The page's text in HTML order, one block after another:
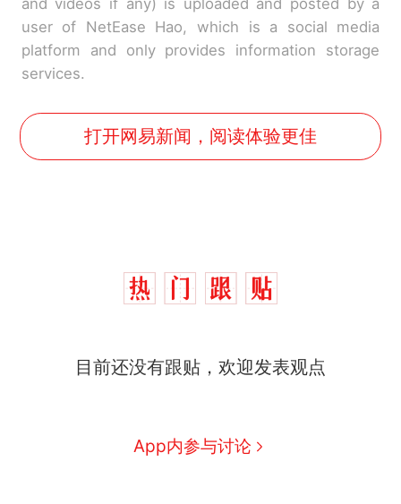
and videos if any) is uploaded and posted by a
user of NetEase Hao, which is a social media
platform and only provides information storage
services.
打开网易新闻，阅读体验更佳
目前还没有跟贴，欢迎发表观点
App内参与讨论
热
那个在床头放菜刀的女孩，
么？
协会回应
美国渔民钓获鲨鱼徒手将其拽